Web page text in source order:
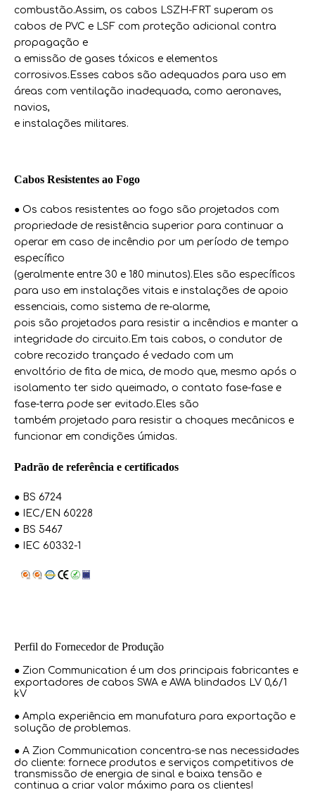
combustão.Assim, os cabos LSZH-FRT superam os
cabos de PVC e LSF com proteção adicional contra
propagação e
a emissão de gases tóxicos e elementos
corrosivos.Esses cabos são adequados para uso em
áreas com ventilação inadequada, como aeronaves,
navios,
e instalações militares.
Cabos Resistentes ao Fogo
● Os cabos resistentes ao fogo são projetados com
propriedade de resistência superior para continuar a
operar em caso de incêndio por um período de tempo
específico
(geralmente entre 30 e 180 minutos).Eles são específicos
para uso em instalações vitais e instalações de apoio
essenciais, como sistema de re-alarme,
pois são projetados para resistir a incêndios e manter a
integridade do circuito.Em tais cabos, o condutor de
cobre recozido trançado é vedado com um
envoltório de fita de mica, de modo que, mesmo após o
isolamento ter sido queimado, o contato fase-fase e
fase-terra pode ser evitado.Eles são
também projetado para resistir a choques mecânicos e
funcionar em condições úmidas.
Padrão de referência e certificados
● BS 6724
● IEC/EN 60228
● BS 5467
● IEC 60332-1
Perfil do Fornecedor de Produção
● Zion Communication é um dos principais fabricantes e
exportadores de cabos SWA e AWA blindados LV 0,6/1
kV
● Ampla experiência em manufatura para exportação e
solução de problemas.
● A Zion Communication concentra-se nas necessidades
do cliente: fornece produtos e serviços competitivos de
transmissão de energia de sinal e baixa tensão e
continua a criar valor máximo para os clientes!